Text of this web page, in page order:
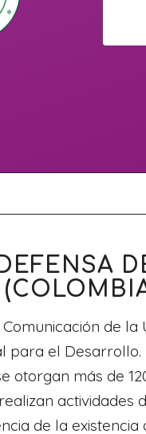
de la
para el Desarrollo.
otorgan más de
actividades
de la existencia